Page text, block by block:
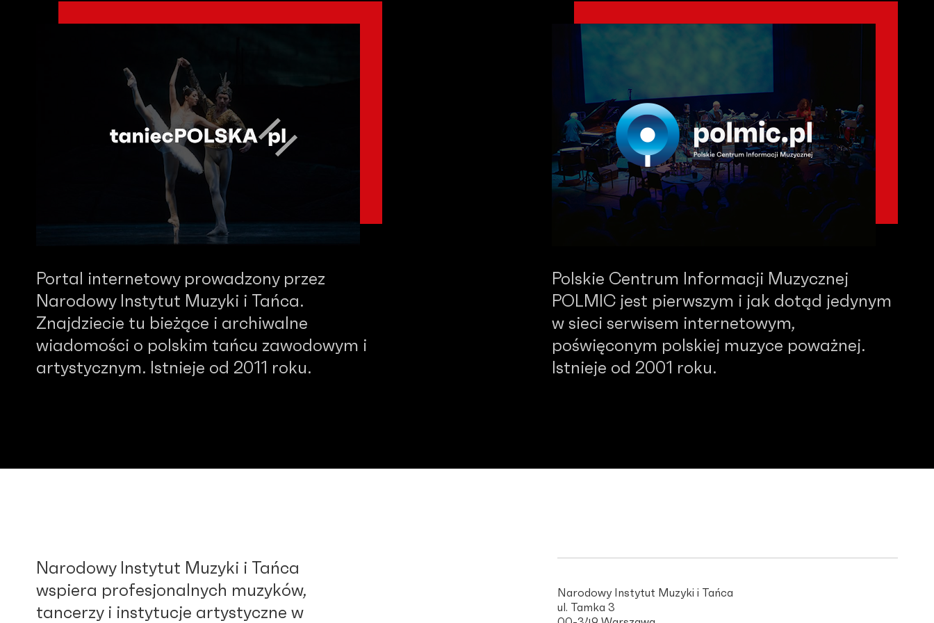
Portal internetowy prowadzony przez
Narodowy Instytut Muzyki i Tańca.
Znajdziecie tu bieżące i archiwalne
wiadomości o polskim tańcu zawodowym i
artystycznym. Istnieje od 2011 roku.
Polskie Centrum Informacji Muzycznej
POLMIC jest pierwszym i jak dotąd jedynym
w sieci serwisem internetowym,
poświęconym polskiej muzyce poważnej.
Istnieje od 2001 roku.
Narodowy Instytut Muzyki i Tańca
wspiera profesjonalnych muzyków,
tancerzy i instytucje artystyczne w
Narodowy Instytut Muzyki i Tańca
ul. Tamka 3